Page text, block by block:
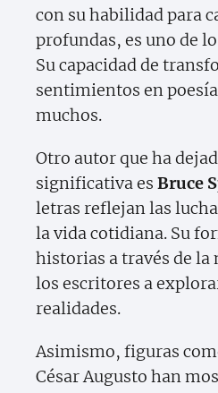
con su habilidad para
profundas, es uno de
Su capacidad de
sentimientos en
muchos.
Otro autor que ha
significativa es Bruce
letras reflejan las
la vida cotidiana. Su
historias a través de la
los escritores a
realidades.
Asimismo, figuras
César Augusto han